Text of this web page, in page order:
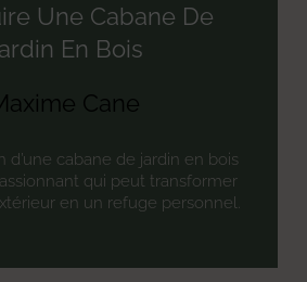
Une Cabane De
En Bois
Cane
d’une cabane de jardin en bois
qui peut transformer
en un refuge personnel.